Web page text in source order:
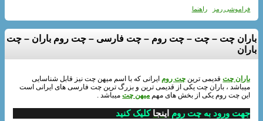
فراموشی رمز راهنما
باران چت – چت – چت روم – چت فارسی – چت روم باران – چت
باران
باران چتقدیمی ترین چت رومایرانی که با اسم میهن چت نیز قابل شناسایی
میباشد ، باران چت یکی از قدیمی ترین و بزرگ ترین چت فارسی های ایرانی است
این چت روم یکی از بخش های مهم میهن چتمیباشد .
جهت ورود به چت روم اینجاکلیک کنید